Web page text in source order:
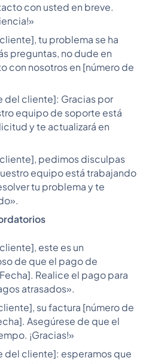
con usted en breve.
tu problema se ha
preguntas, no dude en
con nosotros en [número de
del cliente]: Gracias por
equipo de soporte está
y te actualizará en
pedimos disculpas
equipo está trabajando
tu problema y te
este es un
de que el pago de
Realice el pago para
atrasados».
su factura [número de
Asegúrese de que el
¡Gracias!»
del cliente]: esperamos que